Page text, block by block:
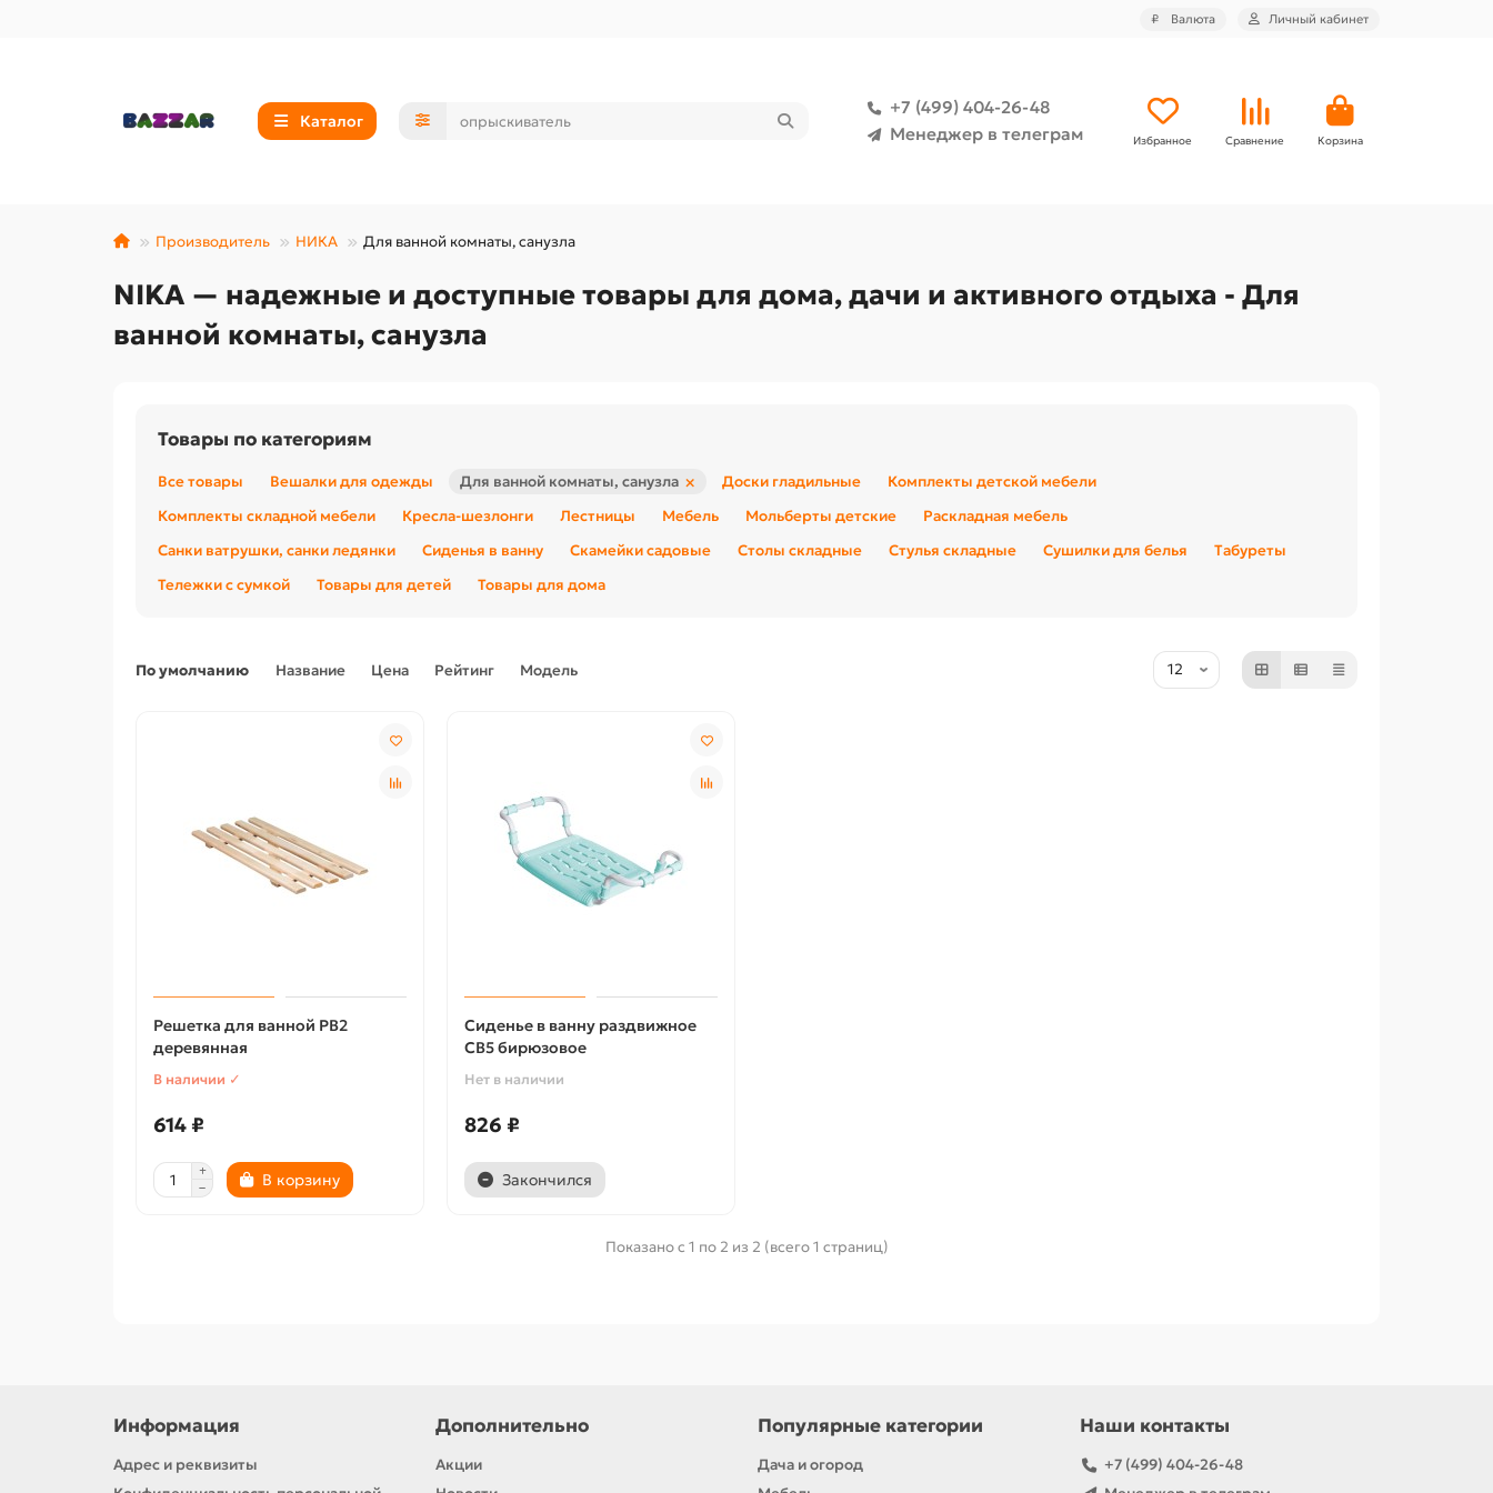
₽ Валюта Личный кабинет
Каталог
+7 (499) 404-26-48
Менеджер в телеграм
Избранное Сравнение Корзина
Производитель НИКА Для ванной комнаты, санузла
NIKA — надежные и доступные товары для дома, дачи и активного отдыха - Для
ванной комнаты, санузла
Товары по категориям
Все товары Вешалки для одежды Для ванной комнаты, санузла × Доски гладильные
Комплекты детской мебели
Комплекты складной мебели
Кресла-шезлонги Лестницы Мебель Мольберты детские
Раскладная мебель
Санки ватрушки, санки ледянки
Сиденья в ванну Скамейки садовые Столы складные Стулья складные Сушилки для белья
Табуреты
Тележки с сумкой
Товары для детей Товары для дома
По умолчанию Название Цена Рейтинг Модель
Решетка для ванной РВ2
деревянная
В наличии ✓
614 ₽
В корзину
Сиденье в ванну раздвижное
СВ5 бирюзовое
Нет в наличии
826 ₽
Закончился
Показано с 1 по 2 из 2 (всего 1 страниц)
Информация
Адрес и реквизиты
Дополнительно
Акции
Популярные категории
Дача и огород
Наши контакты
+7 (499) 404-26-48